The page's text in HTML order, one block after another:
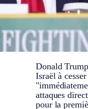
Donald
Israël à
attaques
pour la